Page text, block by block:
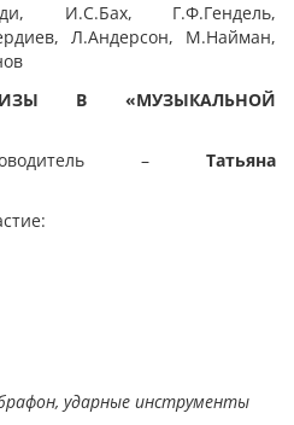
И.С.Бах, Г.Ф.Гендель,
Л.Андерсон, М.Найман,
В «МУЗЫКАЛЬНОЙ
– Татьяна
ударные инструменты